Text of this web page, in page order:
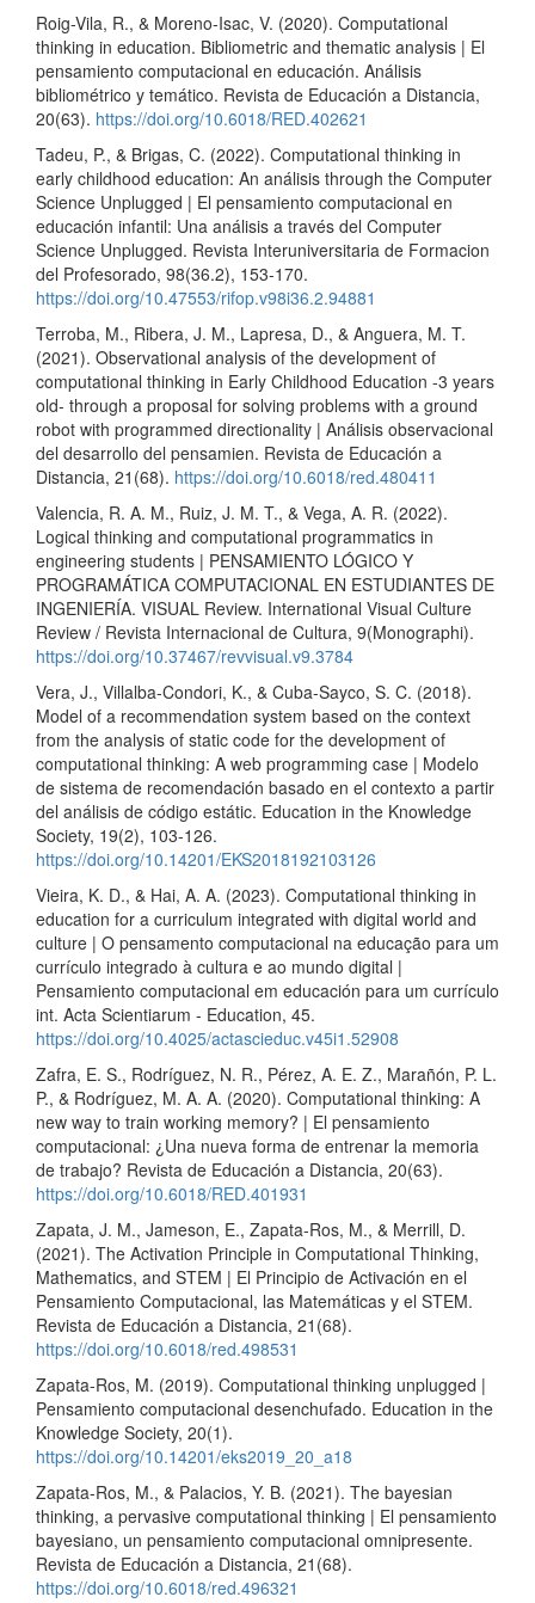
Roig-Vila, R., & Moreno-Isac, V. (2020). Computational
thinking in education. Bibliometric and thematic analysis | El
pensamiento computacional en educación. Análisis
bibliométrico y temático. Revista de Educación a Distancia,
20(63). https://doi.org/10.6018/RED.402621
Tadeu, P., & Brigas, C. (2022). Computational thinking in
early childhood education: An análisis through the Computer
Science Unplugged | El pensamiento computacional en
educación infantil: Una análisis a través del Computer
Science Unplugged. Revista Interuniversitaria de Formacion
del Profesorado, 98(36.2), 153-170.
https://doi.org/10.47553/rifop.v98i36.2.94881
Terroba, M., Ribera, J. M., Lapresa, D., & Anguera, M. T.
(2021). Observational analysis of the development of
computational thinking in Early Childhood Education -3 years
old- through a proposal for solving problems with a ground
robot with programmed directionality | Análisis observacional
del desarrollo del pensamien. Revista de Educación a
Distancia, 21(68). https://doi.org/10.6018/red.480411
Valencia, R. A. M., Ruiz, J. M. T., & Vega, A. R. (2022).
Logical thinking and computational programmatics in
engineering students | PENSAMIENTO LÓGICO Y
PROGRAMÁTICA COMPUTACIONAL EN ESTUDIANTES DE
INGENIERÍA. VISUAL Review. International Visual Culture
Review / Revista Internacional de Cultura, 9(Monographi).
https://doi.org/10.37467/revvisual.v9.3784
Vera, J., Villalba-Condori, K., & Cuba-Sayco, S. C. (2018).
Model of a recommendation system based on the context
from the analysis of static code for the development of
computational thinking: A web programming case | Modelo
de sistema de recomendación basado en el contexto a partir
del análisis de código estátic. Education in the Knowledge
Society, 19(2), 103-126.
https://doi.org/10.14201/EKS2018192103126
Vieira, K. D., & Hai, A. A. (2023). Computational thinking in
education for a curriculum integrated with digital world and
culture | O pensamento computacional na educação para um
currículo integrado à cultura e ao mundo digital |
Pensamiento computacional em educación para um currículo
int. Acta Scientiarum - Education, 45.
https://doi.org/10.4025/actascieduc.v45i1.52908
Zafra, E. S., Rodríguez, N. R., Pérez, A. E. Z., Marañón, P. L.
P., & Rodríguez, M. A. A. (2020). Computational thinking: A
new way to train working memory? | El pensamiento
computacional: ¿Una nueva forma de entrenar la memoria
de trabajo? Revista de Educación a Distancia, 20(63).
https://doi.org/10.6018/RED.401931
Zapata, J. M., Jameson, E., Zapata-Ros, M., & Merrill, D.
(2021). The Activation Principle in Computational Thinking,
Mathematics, and STEM | El Principio de Activación en el
Pensamiento Computacional, las Matemáticas y el STEM.
Revista de Educación a Distancia, 21(68).
https://doi.org/10.6018/red.498531
Zapata-Ros, M. (2019). Computational thinking unplugged |
Pensamiento computacional desenchufado. Education in the
Knowledge Society, 20(1).
https://doi.org/10.14201/eks2019_20_a18
Zapata-Ros, M., & Palacios, Y. B. (2021). The bayesian
thinking, a pervasive computational thinking | El pensamiento
bayesiano, un pensamiento computacional omnipresente.
Revista de Educación a Distancia, 21(68).
https://doi.org/10.6018/red.496321